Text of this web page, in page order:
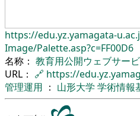
https://edu.yz.yamagata-
Image/Palette.asp?c=FF00D6
名称： 教育用公開ウェブサー
URL： 🔗 https://
管理運用 ： 山形大学 学術情報